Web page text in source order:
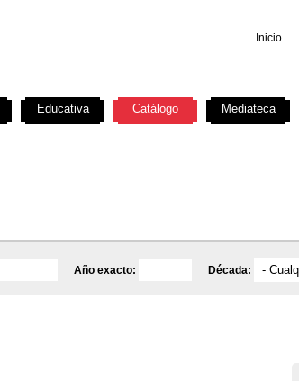
Inicio
Año exacto: Década:
Educativa Catálogo Mediateca